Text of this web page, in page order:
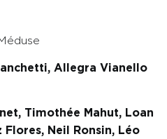
Allegra Vianello
Timothée Mahut, Loan
Neil Ronsin, Léo